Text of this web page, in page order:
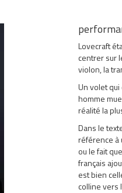
Lovecraft
centrer sur
violon, la
Un volet qui
homme
réalité la
Dans le
référence à
ou le fait
français
est bien
colline vers